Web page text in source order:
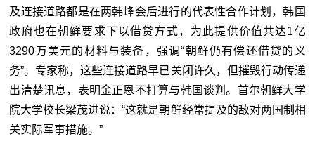
及连接道路都是在两韩峰会后进行的代表性合作计划，韩国
政府也在朝鲜要求下以借贷方式，为此提供价值共达1亿
3290万美元的材料与装备，强调“朝鲜仍有偿还借贷的义
务”。专家称，这些连接道路早已关闭许久，但摧毁行动传递
出清楚讯息，表明金正恩不打算与韩国谈判。首尔朝鲜大学
院大学校长梁茂进说：“这就是朝鲜经常提及的敌对两国制相
关实际军事措施。”